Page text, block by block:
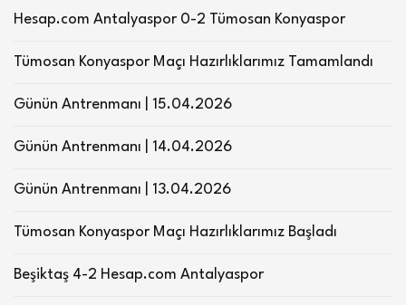
Hesap.com Antalyaspor 0-2 Tümosan Konyaspor
Tümosan Konyaspor Maçı Hazırlıklarımız Tamamlandı
Günün Antrenmanı | 15.04.2026
Günün Antrenmanı | 14.04.2026
Günün Antrenmanı | 13.04.2026
Tümosan Konyaspor Maçı Hazırlıklarımız Başladı
Beşiktaş 4-2 Hesap.com Antalyaspor